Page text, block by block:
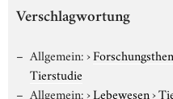
Verschlagwortung
Allgemein:›
Tierstudie
Allgemein:›Lebewesen›